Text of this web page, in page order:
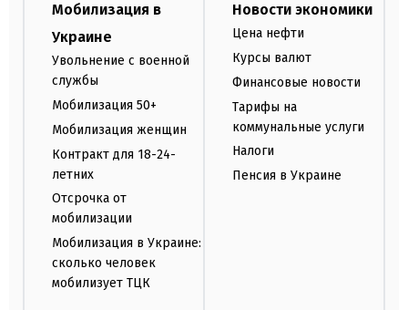
Мобилизация в
Украине
Увольнение с военной
службы
Мобилизация 50+
Мобилизация женщин
Контракт для 18-24-
летних
Отсрочка от
мобилизации
Мобилизация в Украине:
сколько человек
мобилизует ТЦК
Новости экономики
Цена нефти
Курсы валют
Финансовые новости
Тарифы на
коммунальные услуги
Налоги
Пенсия в Украине